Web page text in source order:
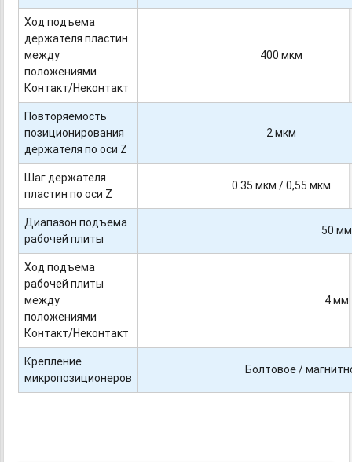
Ход подъема
держателя пластин
между
положениями
Контакт/Неконтакт
400 мкм
Повторяемость
позиционирования
держателя по оси Z
2 мкм
Шаг держателя
пластин по оси Z
0.35 мкм / 0,55 мкм
Диапазон подъема
рабочей плиты
50 мм
Ход подъема
рабочей плиты
между
положениями
Контакт/Неконтакт
4 мм
Крепление
микропозиционеров
Болтовое /